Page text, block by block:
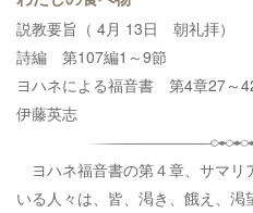
説教要旨（ 4月 13日 朝礼拝）
詩編 第107編1～9節
ヨハネによる福音書 第4章27～
伊藤英志
ヨハネ福音書の第４章、サマリ
いる人々は、皆、渇き、餓え、